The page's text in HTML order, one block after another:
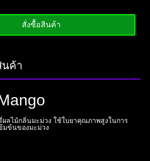
สั่งซื้อสินค้า
นค้า
ผลไม้กลิ่นมะม่วง ใช้ใบยาคุณภาพสูงในการ
มข้นของมะม่วง